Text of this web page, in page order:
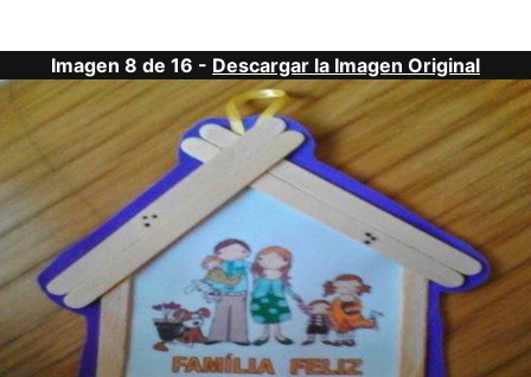
Imagen 8 de 16 - Descargar la Imagen Original